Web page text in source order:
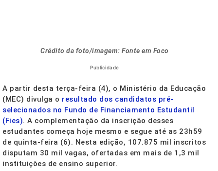
Crédito da foto/imagem: Fonte em Foco
Publicidade
A partir desta terça-feira (4), o Ministério da Educação
(MEC) divulga o resultado dos candidatos pré-
selecionados no Fundo de Financiamento Estudantil
(Fies). A complementação da inscrição desses
estudantes começa hoje mesmo e segue até as 23h59
de quinta-feira (6). Nesta edição, 107.875 mil inscritos
disputam 30 mil vagas, ofertadas em mais de 1,3 mil
instituições de ensino superior.